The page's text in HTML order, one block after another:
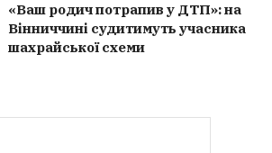
«Ваш родич потрапив у ДТП»: на
Вінниччині судитимуть учасника
шахрайської схеми